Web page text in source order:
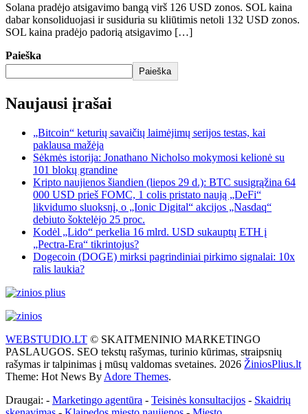
Solana pradėjo atsigavimo bangą virš 126 USD zonos. SOL kaina
dabar konsoliduojasi ir susiduria su kliūtimis netoli 132 USD zonos.
SOL kaina pradėjo padorią atsigavimo […]
Paieška
Paieška
Naujausi įrašai
„Bitcoin“ keturių savaičių laimėjimų serijos testas, kai
paklausa mažėja
Sėkmės istorija: Jonathano Nicholso mokymosi kelionė su
101 blokų grandine
Kripto naujienos šiandien (liepos 29 d.): BTC susigrąžina 64
000 USD prieš FOMC, 1 colis pristato naują „DeFi“
likvidumo sluoksnį, o „Ionic Digital“ akcijos „Nasdaq“
debiuto šoktelėjo 25 proc.
Kodėl „Lido“ perkelia 16 mlrd. USD sukauptų ETH į
„Pectra-Era“ tikrintojus?
Dogecoin (DOGE) mirksi pagrindiniai pirkimo signalai: 10x
ralis laukia?
WEBSTUDIO.LT © SKAITMENINIO MARKETINGO
PASLAUGOS. SEO tekstų rašymas, turinio kūrimas, straipsnių
rašymas ir talpinimas į mūsų valdomas svetaines. 2026 ŽiniosPlius.lt
Theme: Hot News By Adore Themes.
Draugai: - Marketingo agentūra - Teisinės konsultacijos - Skaidrių